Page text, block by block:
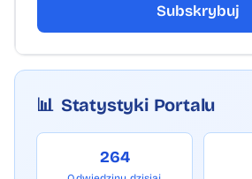
Subskrybuj
📊 Statystyki Portalu
264